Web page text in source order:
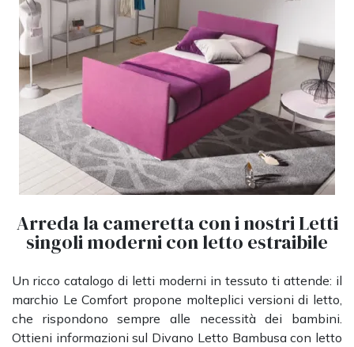
Arreda la cameretta con i nostri Letti
singoli moderni con letto estraibile
Un ricco catalogo di letti moderni in tessuto ti attende: il
marchio Le Comfort propone molteplici versioni di letto,
che rispondono sempre alle necessità dei bambini.
Ottieni informazioni sul Divano Letto Bambusa con letto